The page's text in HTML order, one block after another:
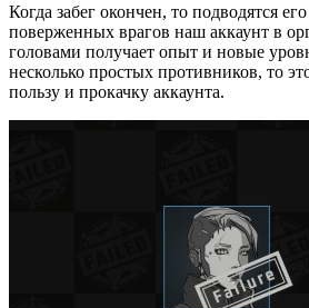
Когда забег окончен, то подводятся
поверженных врагов наш аккаунт в
головами получает опыт и новые
несколько простых противников, то
пользу и прокачку аккаунта.